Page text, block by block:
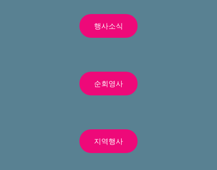
행사소식
순회영사
지역행사